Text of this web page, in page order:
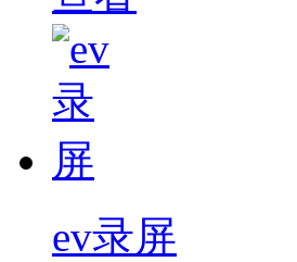
ev录屏